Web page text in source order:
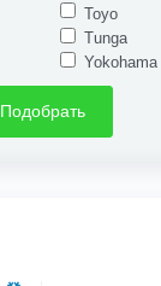
Toyo
Tunga
Yokohama
Подобрать